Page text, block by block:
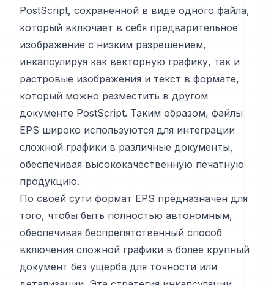
PostScript, сохраненной в виде одного файла,
который включает в себя предварительное
изображение с низким разрешением,
инкапсулируя как векторную графику, так и
растровые изображения и текст в формате,
который можно разместить в другом
документе PostScript. Таким образом, файлы
EPS широко используются для интеграции
сложной графики в различные документы,
обеспечивая высококачественную печатную
продукцию.
По своей сути формат EPS предназначен для
того, чтобы быть полностью автономным,
обеспечивая беспрепятственный способ
включения сложной графики в более крупный
документ без ущерба для точности или